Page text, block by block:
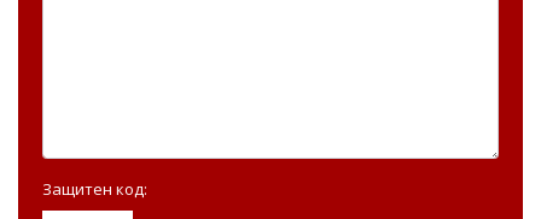
Защитен код: